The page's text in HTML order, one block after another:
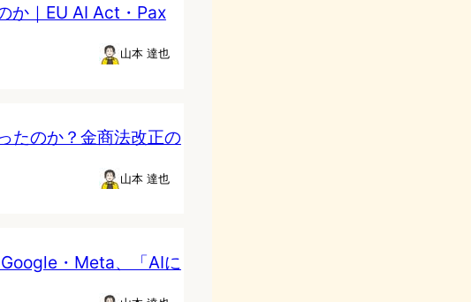
か｜EU AI Act・Pax
山本 達也
たのか？金商法改正の
山本 達也
・Meta、「AIに